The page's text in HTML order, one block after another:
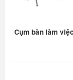
Cụm bàn làm